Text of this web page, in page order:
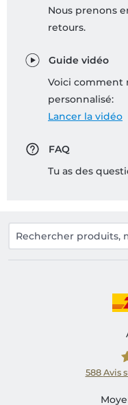
Nous prenons
retours.
Guide vidéo
Voici comment
personnalisé:
Lancer la vidéo
FAQ
Tu as des
588 Avis